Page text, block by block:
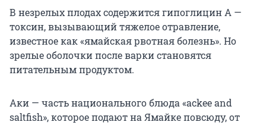
В незрелых плодах содержится гипоглицин A —
токсин, вызывающий тяжелое отравление,
известное как «ямайская рвотная болезнь». Но
зрелые оболочки после варки становятся
питательным продуктом.
Аки — часть национального блюда «ackee and
saltfish», которое подают на Ямайке повсюду, от